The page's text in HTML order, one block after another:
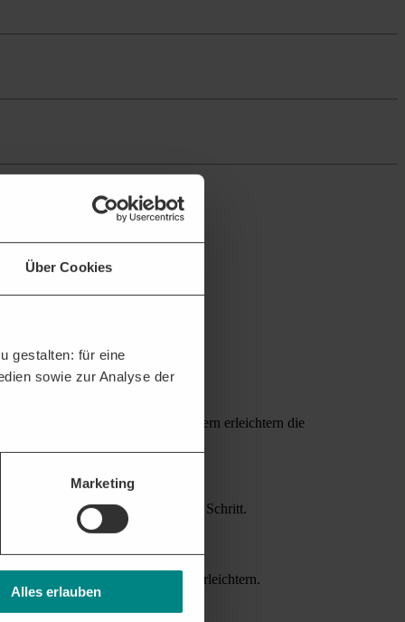
Über Cookies
gestalten: für eine
sowie zur Analyse der
Marketing
Alles erlauben
und potenziellen Bietern erleichtern die
unterstützt Sie bei jedem Schritt.
helfen die Akquise zu erleichtern.